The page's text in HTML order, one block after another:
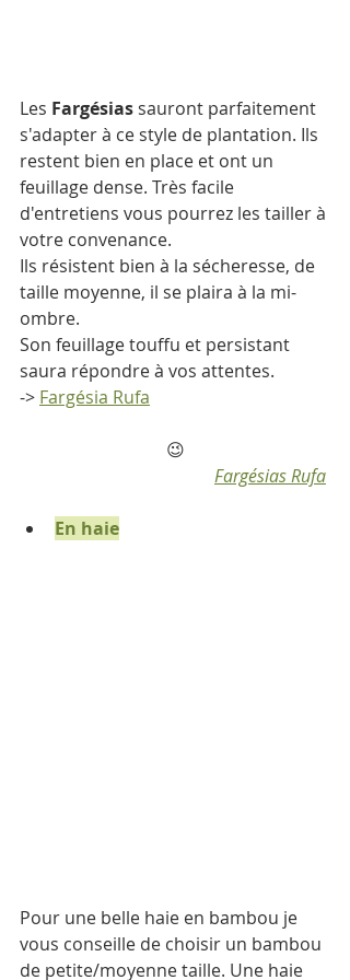
Les Fargésias sauront parfaitement
s'adapter à ce style de plantation. Ils
restent bien en place et ont un
feuillage dense. Très facile
d'entretiens vous pourrez les tailler à
votre convenance.
Ils résistent bien à la sécheresse, de
taille moyenne, il se plaira à la mi-
ombre.
Son feuillage touffu et persistant
saura répondre à vos attentes.
-> Fargésia Rufa
😉
Fargésias Rufa
En haie
Pour une belle haie en bambou je
vous conseille de choisir un bambou
de petite/moyenne taille. Une haie